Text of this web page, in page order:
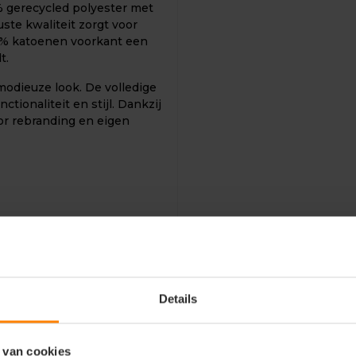
Details
cookies
gerecycled polyester met
kwaliteit zorgt voor
katoenen voorkant een
look. De volledige
en stijl. Dankzij
rebranding en eigen